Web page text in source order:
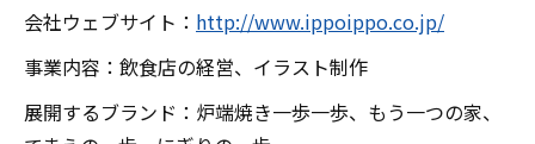
会社ウェブサイト： http://www.ippoippo.co.jp/
事業内容：飲食店の経営、イラスト制作
展開するブランド：炉端焼き一歩一歩、もう一つの家、